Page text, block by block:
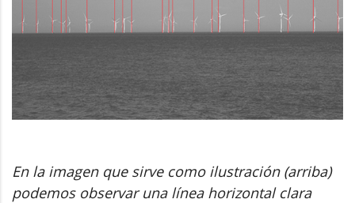
En la imagen que sirve como ilustración (arriba)
podemos observar una línea horizontal clara